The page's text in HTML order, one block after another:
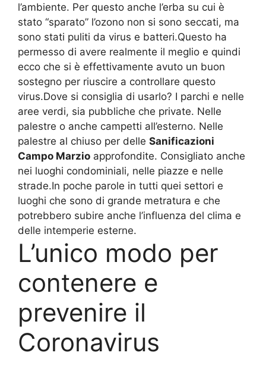
l’ambiente. Per questo anche l’erba su cui è
stato “sparato” l’ozono non si sono seccati, ma
sono stati puliti da virus e batteri.Questo ha
permesso di avere realmente il meglio e quindi
ecco che si è effettivamente avuto un buon
sostegno per riuscire a controllare questo
virus.Dove si consiglia di usarlo? I parchi e nelle
aree verdi, sia pubbliche che private. Nelle
palestre o anche campetti all’esterno. Nelle
palestre al chiuso per delle Sanificazioni
Campo Marzio approfondite. Consigliato anche
nei luoghi condominiali, nelle piazze e nelle
strade.In poche parole in tutti quei settori e
luoghi che sono di grande metratura e che
potrebbero subire anche l’influenza del clima e
delle intemperie esterne.
L’unico modo per
contenere e
prevenire il
Coronavirus